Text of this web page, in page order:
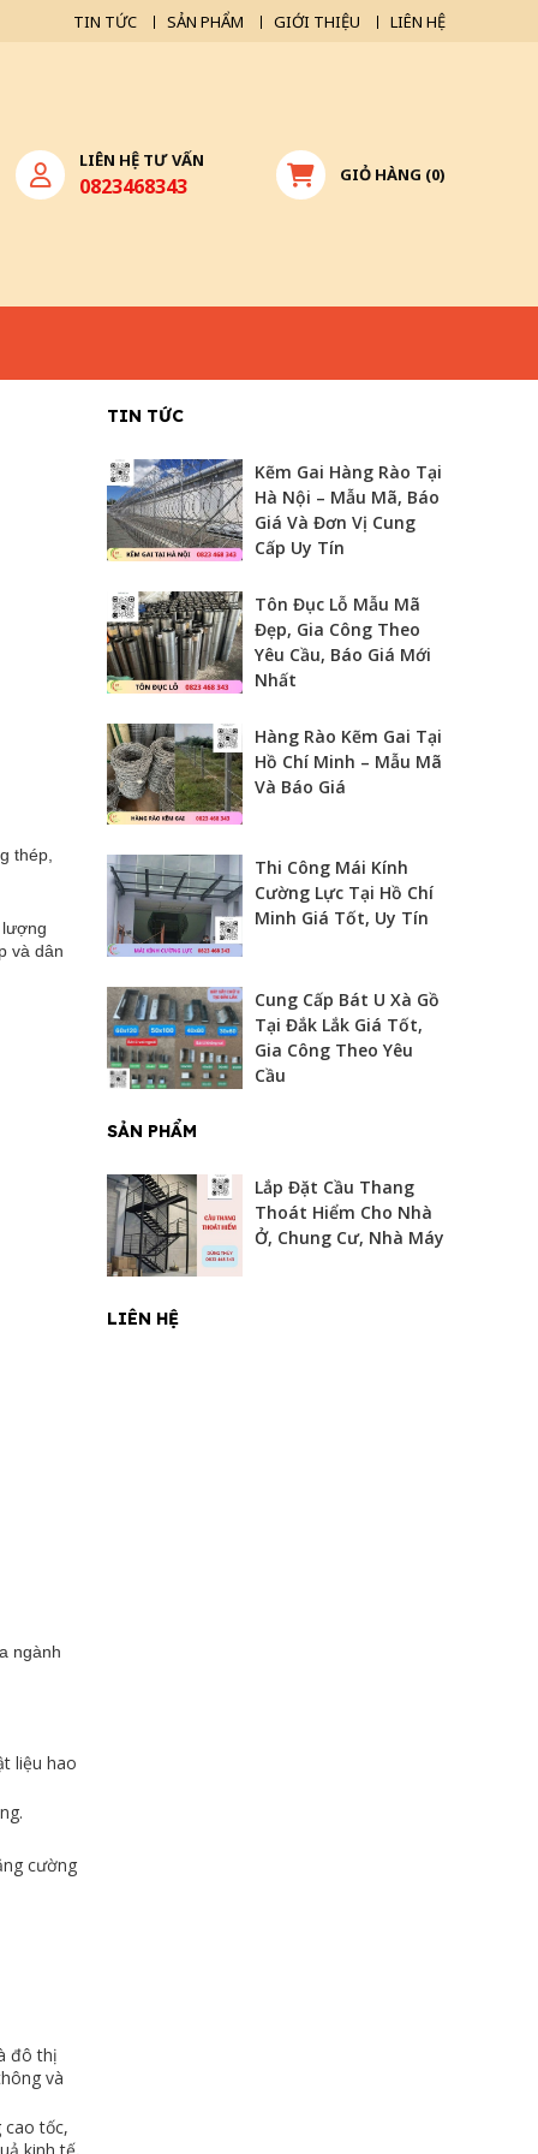
TIN TỨC SẢN PHẨM GIỚI THIỆU LIÊN HỆ
LIÊN HỆ TƯ VẤN
0823468343 GIỎ HÀNG (0)
thép,
và dân
ngành
liệu hao
cường
đô thị
và
cao tốc,
TIN TỨC
Kẽm Gai Hàng Rào Tại
Hà Nội – Mẫu Mã, Báo
Giá Và Đơn Vị Cung
Cấp Uy Tín
Tôn Đục Lỗ Mẫu Mã
Đẹp, Gia Công Theo
Yêu Cầu, Báo Giá Mới
Nhất
Hàng Rào Kẽm Gai Tại
Hồ Chí Minh – Mẫu Mã
Và Báo Giá
Thi Công Mái Kính
Cường Lực Tại Hồ Chí
Minh Giá Tốt, Uy Tín
Cung Cấp Bát U Xà Gồ
Tại Đắk Lắk Giá Tốt,
Gia Công Theo Yêu
Cầu
SẢN PHẨM
Lắp Đặt Cầu Thang
Thoát Hiểm Cho Nhà
Ở, Chung Cư, Nhà Máy
LIÊN HỆ